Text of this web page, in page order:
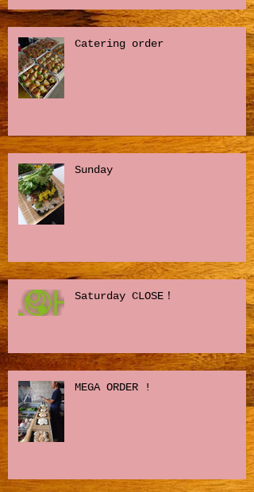
Catering order
Sunday
Saturday CLOSE！
MEGA ORDER !